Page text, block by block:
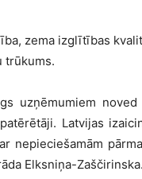
zema izglītības
trūkums.
uzņēmumiem
Latvijas
nepieciešamām
Elksniņa-Zaščirinska.